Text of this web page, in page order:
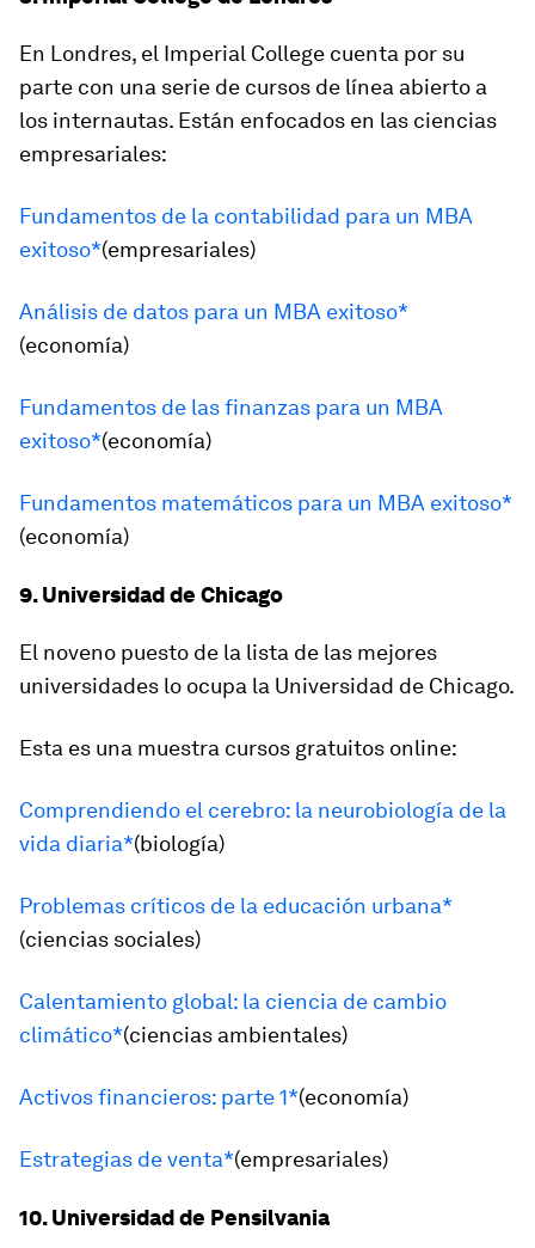
En Londres, el Imperial College cuenta por su
parte con una serie de cursos de línea abierto a
los internautas. Están enfocados en las ciencias
empresariales:
Fundamentos de la contabilidad para un MBA
exitoso*(empresariales)
Análisis de datos para un MBA exitoso*
(economía)
Fundamentos de las finanzas para un MBA
exitoso*(economía)
Fundamentos matemáticos para un MBA exitoso*
(economía)
9. Universidad de Chicago
El noveno puesto de la lista de las mejores
universidades lo ocupa la Universidad de Chicago.
Esta es una muestra cursos gratuitos online:
Comprendiendo el cerebro: la neurobiología de la
vida diaria*(biología)
Problemas críticos de la educación urbana*
(ciencias sociales)
Calentamiento global: la ciencia de cambio
climático*(ciencias ambientales)
Activos financieros: parte 1*(economía)
Estrategias de venta*(empresariales)
10. Universidad de Pensilvania